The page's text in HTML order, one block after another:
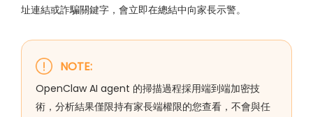
址連結或詐騙關鍵字，會立即在總結中向家長示警。
NOTE:
OpenClaw AI agent 的掃描過程採用端到端加密技
術，分析結果僅限持有家長端權限的您查看，不會與任